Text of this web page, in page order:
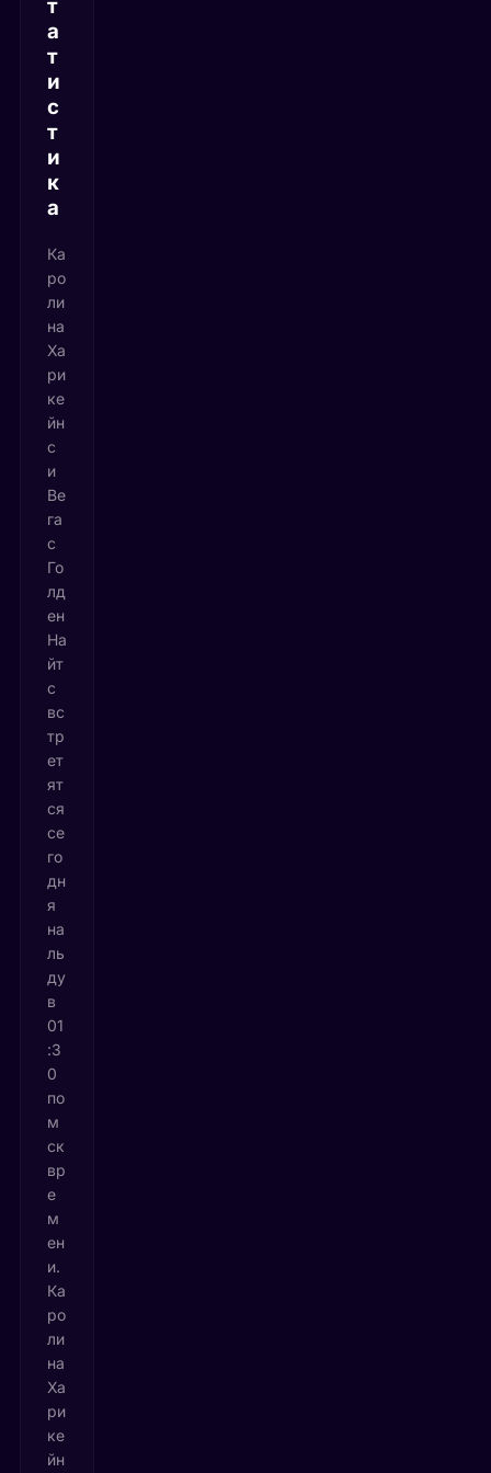
т
а
т
и
с
т
и
к
а
Ка
ро
ли
на
Ха
ри
ке
йн
с
и
Ве
га
с
Го
лд
ен
На
йт
с
вс
тр
ет
ят
ся
се
го
дн
я
на
ль
ду
в
01
:3
0
по
м
ск
вр
е
м
ен
и.
Ка
ро
ли
на
Ха
ри
ке
йн